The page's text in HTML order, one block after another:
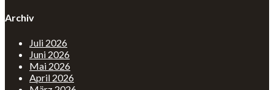
Archiv
Juli 2026
Juni 2026
Mai 2026
April 2026